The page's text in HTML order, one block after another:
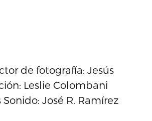
de fotografía: Jesús
Leslie Colombani
José R. Ramírez